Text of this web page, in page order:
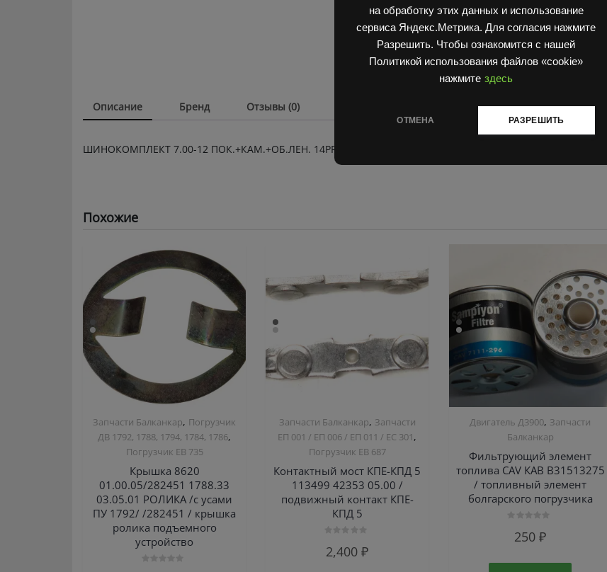
на обработку этих данных и использование
сервиса Яндекс.Метрика. Для согласия нажмите
Разрешить. Чтобы ознакомится с нашей
Политикой использования файлов «cookie»
нажмите здесь
ОТМЕНА РАЗРЕШИТЬ
Описание Бренд Отзывы (0)
ШИНОКОМПЛЕКТ 7.00-12 ПОК.+КАМ.+ОБ.ЛЕН. 14PR D45S TRAYAL**
Похожие
Запчасти Балканкар, Погрузчик
ДВ 1792, 1788, 1794, 1784, 1786,
Погрузчик ЕВ 735
Крышка 8620
01.00.05/282451 1788.33
03.05.01 РОЛИКА /с усами
ПУ 1792/ /282451 / крышка
ролика подъемного
устройство
Запчасти Балканкар, Запчасти
ЕП 001 / ЕП 006 / ЕП 011 / ЕС 301,
Погрузчик ЕВ 687
Контактный мост КПЕ-КПД 5
113499 42353 05.00 /
подвижный контакт КПЕ-
КПД 5
0
из
2,400₽
Двигатель Д3900, Запчасти
Балканкар
Фильтрующий элемент
топлива CAV КАВ B31513275
/ топливный элемент
болгарского погрузчика
250₽